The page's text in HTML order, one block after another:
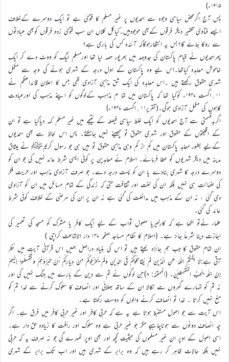
۱۹۱۵ء)
پس آج اگرمحض سیاسی وجوہ سے احمدیوں پر غیر مسلم کا فتویٰ ہے تو ایک دوسرے کےخلاف
ایسے فتاویٰ تکفیر دیگر فرقوں کےبھی موجودہیں۔کیاکل کلاں ان سب فتویٰ زدہ فرقوں کوبھی عبادتوں
سے روکا جائے گا؟بس یہ انتظارہوگاکہ آئندہ کس کی باری ہے؟
پھراحمدیوں نے قیام پاکستان کی جدوجہد میں بھرپور حصہ لیا تھا اورمسلم لیگ کو ووٹ دے کر ایک
خاموش معاہدہ کیاتھا۔اس لیے وہ پاکستان کے اول درجہ کے شہری ہونے کی وجہ سے مکمل
شہری حقوق رکھتے ہیں ۔اس معاہدہ کی ایک شق مذہبی آزادی تھی جس کا اعلان قائداعظم نے
۱۱؍اگست ۱۹۴۷ء کوکیا تھا کہ پاکستان میں تما م مذاہب کےلوگوں کو اپنے مذہب کی اورعبادت
گاہوں کی مکمل آزادی ہوگی۔(تقریر۱۱؍اگست ۱۹۴۷ء)
اگربدقسمتی سے آج احمدیوں کو ایک غلط سیاسی فیصلہ کے نتیجے میں غیر مسلم کہہ دیاگیا ہے تو ان
کے اقلیتوں کے حقوق اور شہری حقوق تو چھینے نہیں جاسکتے۔ پس اس لحاظ سے بھی احمدیوں
کےلیے بطور معاہد پاکستان میں کم از کم وہی مذہبی حقوق تو ہیں ہی جو رسول کریمﷺ نے میثاق
مدینہ میں دیگر شہریوں کو عطا فرمائے۔ اسلام نے معاہدین پر کوئی ایسی شرط عائد نہیں کی جو ان کو
دوسرے درجہ کا شہری بنادے یا ان کو پست درجہ دے۔ جو صرف آزادی مذہب اور حریت فکر
کی ضمانت ہی نہیں بلکہ ان کی لغت اور ثقافت حتی کہ زندگی کے تمام مسائل میں ان کو آزادی
دی گئی ، نہ ان کے مذہب میں مداخلت کی گئی ہے نہ ان پر ان کی مرضی کے خلاف کوئی شرط
عائد کی گئی۔
علماء نےتو لکھا ہے کہ کارِخیریا حصولِ ثواب کے لیے ایک کافر یا مشرک کو مسجد کی تعمیر کی
اجازت دینا شرعاً جائز ہے۔ (اسلام کا نظام مساجد صفحہ ۱۴۷ دار الاشاعت کراچی )
ان تمام حقوق کا جب ہم جائزہ لیتے ہیں تو اس کی بنیاد دراصل ہمیں اس قرآنی آیت میں نظر
آتی ہے:لَا يَنْهَكُمُ اللّٰهُ عَنِ الَّذِينَ لَمْ يُقَاتِلُوْكُمْ فِي الدِّيْنِ وَلَمْ يُخْرِجُوكُمْ مِنْ دِيَارِكُمْ أَنْ تَبَرُّوْهُمْ وَتُقْسِطُوا إِلَيْهِمْ
إِنَّ اللّٰهَ يُحِبُّ الْمُقْسِطِيْنَ۔ (الممتحنه: ۸)جن لوگوں نے تم سے دین کے بارے میں جنگ نہیں کی اور
نہ تم کو تمہارے گھروں سے نکالا ان کے ساتھ بھلائی اور انصاف کا سلوک کرنے سے خدا تم کو
منع نہیں کرتا ۔ خدا تو انصاف کرنے والوں کو دوست رکھتا ہے۔
اس آیت سے جو اصول مستنبط ہوتا ہے یہ ہے کہ حربی کافر اور غیر حربی کافر میں فرق ہے۔ اگر
چہ انصاف دونوں سے ہوناچاہیے مگر جو غیر حربی ہے وہ سلوک اور رأفت کا زیادہ حق دار ہے۔
اسی اصول کے اوپر ان غیر مسلموں کی حیثیت کچھ اَور بھی اوپر ٹھہرے گی جو نہ صرف یہ کہ حربی
نہیں بلکہ حالات ظاہر کر رہے ہیں کہ وہ برابر کے شہری ہیں اور اب تک برابر کے شہری